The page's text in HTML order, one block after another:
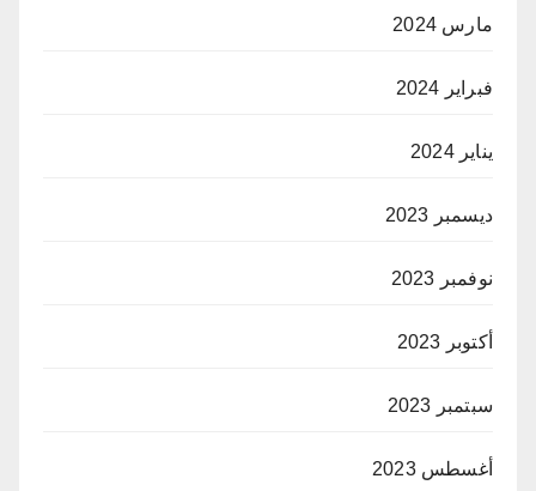
مارس 2024
فبراير 2024
يناير 2024
ديسمبر 2023
نوفمبر 2023
أكتوبر 2023
سبتمبر 2023
أغسطس 2023